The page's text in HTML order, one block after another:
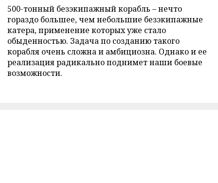
500-тонный безэкипажный корабль – нечто
гораздо большее, чем небольшие безэкипажные
катера, применение которых уже стало
обыденностью. Задача по созданию такого
корабля очень сложна и амбициозна. Однако и ее
реализация радикально поднимет наши боевые
возможности.